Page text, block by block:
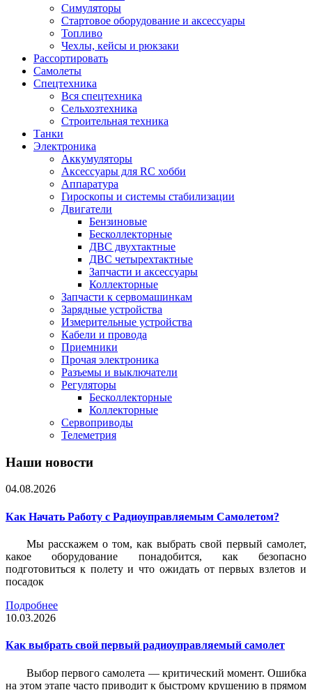
Симуляторы
Стартовое оборудование и аксессуары
Топливо
Чехлы, кейсы и рюкзаки
Рассортировать
Самолеты
Спецтехника
Вся спецтехника
Сельхозтехника
Строительная техника
Танки
Электроника
Аккумуляторы
Аксессуары для RC хобби
Аппаратура
Гироскопы и системы стабилизации
Двигатели
Бензиновые
Бесколлекторные
ДВС двухтактные
ДВС четырехтактные
Запчасти и аксессуары
Коллекторные
Запчасти к сервомашинкам
Зарядные устройства
Измерительные устройства
Кабели и провода
Приемники
Прочая электроника
Разъемы и выключатели
Регуляторы
Бесколлекторные
Коллекторные
Сервоприводы
Телеметрия
Наши новости
04.08.2026
Как Начать Работу с Радиоуправляемым Самолетом?
Мы расскажем о том, как выбрать свой первый самолет,
какое оборудование понадобится, как безопасно
подготовиться к полету и что ожидать от первых взлетов и
посадок
Подробнее
10.03.2026
Как выбрать свой первый радиоуправляемый самолет
Выбор первого самолета — критический момент. Ошибка
на этом этапе часто приводит к быстрому крушению в прямом